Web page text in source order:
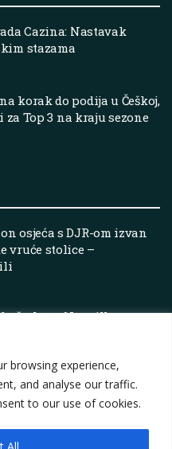
browsing experience,
and analyse our traffic.
to our use of cookies.
All
Cazina: Nastavak
stazama
korak do podija u Češkoj,
Top 3 na kraju sezone
osjeća s DJR-om izvan
vruće stolice –
su Neuvillea
na Acropolisu